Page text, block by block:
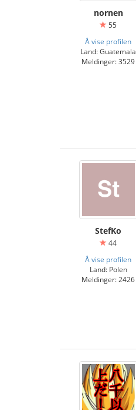
nornen
55
Å vise profilen
Land: Guatemala
Meldinger: 3529
StefKo
44
Å vise profilen
Land: Polen
Meldinger: 2426